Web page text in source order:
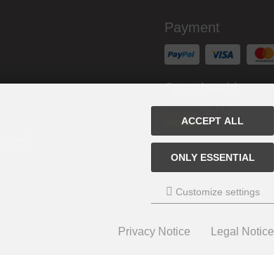
Payment
Sprachwahl
ACCEPT ALL
ONLY ESSENTIAL
Customize settings
Privacy Notice Legal Notice